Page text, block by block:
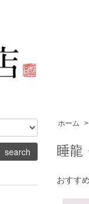
ホーム >
睡龍
おすす